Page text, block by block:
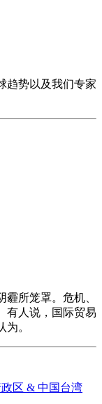
趋势以及我们专家
所笼罩。危机、
有人说，国际贸易
。
区 & 中国台湾